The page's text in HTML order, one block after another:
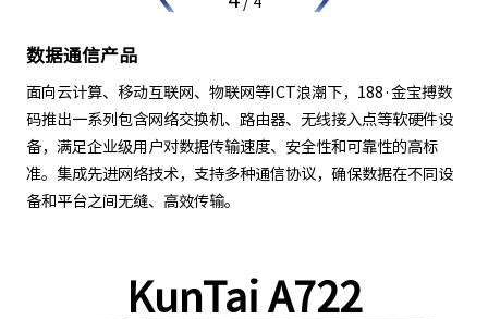
AI算力服务器
188·金宝搏数码基于鲲鹏处理器和昇腾AI处理器推出的新一代
ARM人工智能计算服务器，具有超强算力、全场景 Al 和开放生
态等特点，主要为图像识别、视频处理、推理计算及机器学习等
场景提供解决方案，广泛应用于平安城市、智慧交通、智能制
造、智能营业厅、无人零售、智能楼宇等领域。
KunTai A722